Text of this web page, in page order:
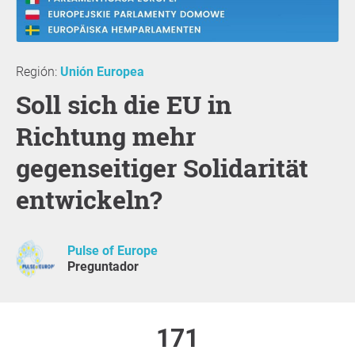
Región: Unión Europea
Soll sich die EU in
Richtung mehr
gegenseitiger Solidarität
entwickeln?
Pulse of Europe
Preguntador
171